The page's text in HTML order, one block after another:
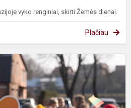
vyko renginiai, skirti Žemės dienai.
Plačiau